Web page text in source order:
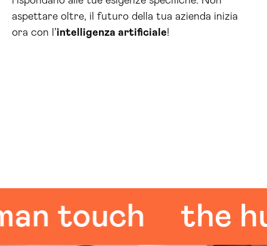
aspettare oltre, il futuro della tua azienda inizia
ora con l’intelligenza artificiale!
the